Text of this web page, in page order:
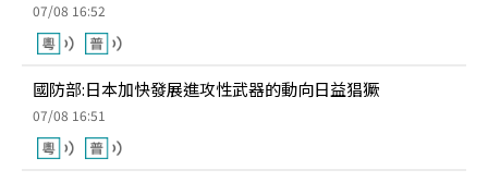
07/08 16:52
國防部:日本加快發展進攻性武器的動向日益猖獗
07/08 16:51